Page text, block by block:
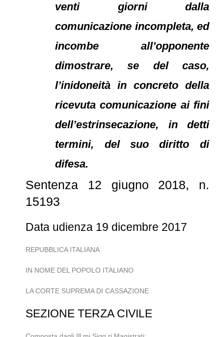
venti giorni dalla
comunicazione incompleta, ed
incombe all’opponente
dimostrare, se del caso,
l’inidoneità in concreto della
ricevuta comunicazione ai fini
dell’estrinsecazione, in detti
termini, del suo diritto di
difesa.
Sentenza 12 giugno 2018, n.
15193
Data udienza 19 dicembre 2017
REPUBBLICA ITALIANA
IN NOME DEL POPOLO ITALIANO
LA CORTE SUPREMA DI CASSAZIONE
SEZIONE TERZA CIVILE